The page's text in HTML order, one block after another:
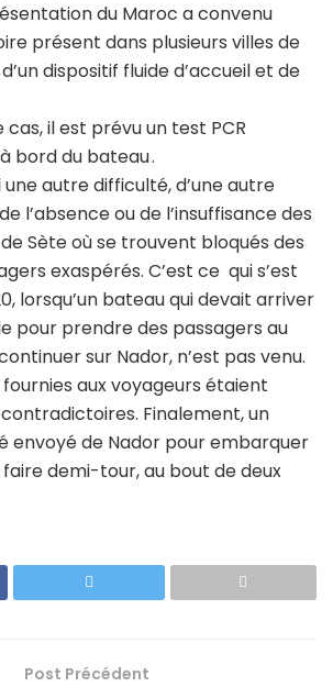
du Maroc a convenu
présent dans plusieurs villes de
dispositif fluide d’accueil et de
cas, il est prévu un test PCR
bord du bateau .
autre difficulté, d’une autre
l’absence ou de l’insuffisance des
Sète où se trouvent bloqués des
exaspérés. C’est ce qui s’est
lorsqu’un bateau qui devait arriver
pour prendre des passagers au
sur Nador, n’est pas venu.
aux voyageurs étaient
Finalement, un
envoyé de Nador pour embarquer
demi-tour, au bout de deux
Post Précédent